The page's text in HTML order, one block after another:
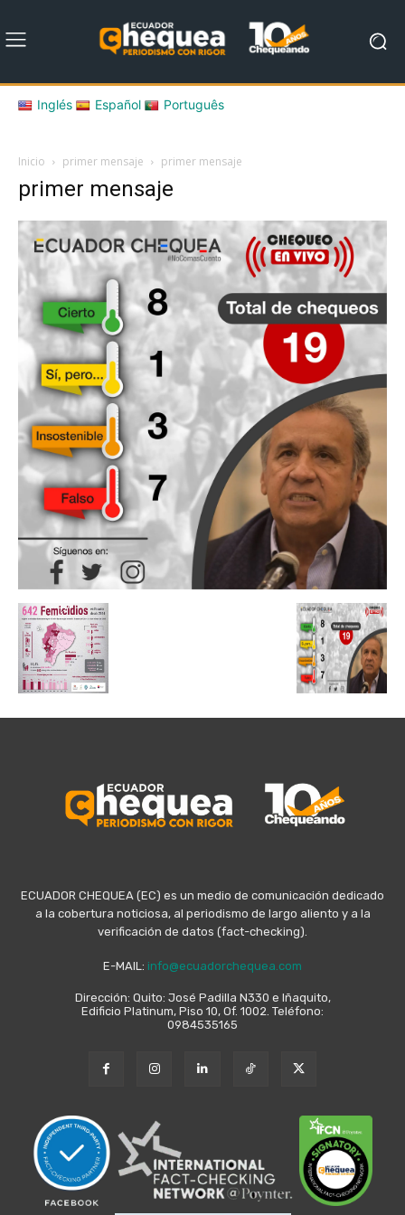
Inglés Español Português
Inicio primer mensaje primer mensaje
primer mensaje
ECUADOR CHEQUEA (EC) es un medio de comunicación dedicado
a la cobertura noticiosa, al periodismo de largo aliento y a la
verificación de datos (fact-checking).
E-MAIL: info@ecuadorchequea.com
Dirección: Quito: José Padilla N330 e Iñaquito,
Edificio Platinum, Piso 10, Of. 1002. Teléfono:
0984535165